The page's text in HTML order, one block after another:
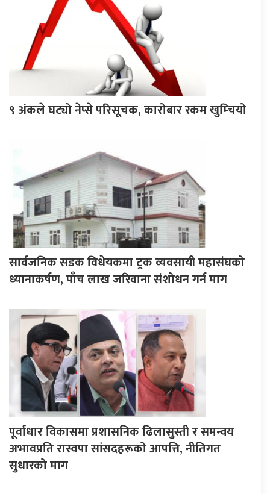
९ अंकले घट्यो नेप्से परिसूचक, कारोबार रकम खुम्चियो
सार्वजनिक सडक विधेयकमा ट्रक व्यवसायी महासंघको
ध्यानाकर्षण, पाँच लाख जरिवाना संशोधन गर्न माग
पूर्वाधार विकासमा प्रशासनिक ढिलासुस्ती र समन्वय
अभावप्रति रास्वपा सांसदहरूको आपत्ति, नीतिगत
सुधारको माग